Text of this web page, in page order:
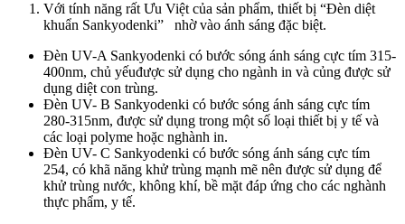
Với tính năng rất Ưu Việt của sản phẩm, thiết bị “Đèn diệt
khuẩn Sankyodenki” nhờ vào ánh sáng đặc biệt.
Đèn UV-A Sankyodenki có bước sóng ánh sáng cực tím 315-
400nm, chủ yếuđược sử dụng cho ngành in và củng được sử
dụng diệt con trùng.
Đèn UV- B Sankyodenki có bước sóng ánh sáng cực tím
280-315nm, được sử dụng trong một số loại thiết bị y tế và
các loại polyme hoặc nghành in.
Đèn UV- C Sankyodenki có bước sóng ánh sáng cực tím
254, có khã năng khử trùng mạnh mẽ nên được sử dụng để
khử trùng nước, không khí, bề mặt đáp ứng cho các nghành
thực phẩm, y tế.